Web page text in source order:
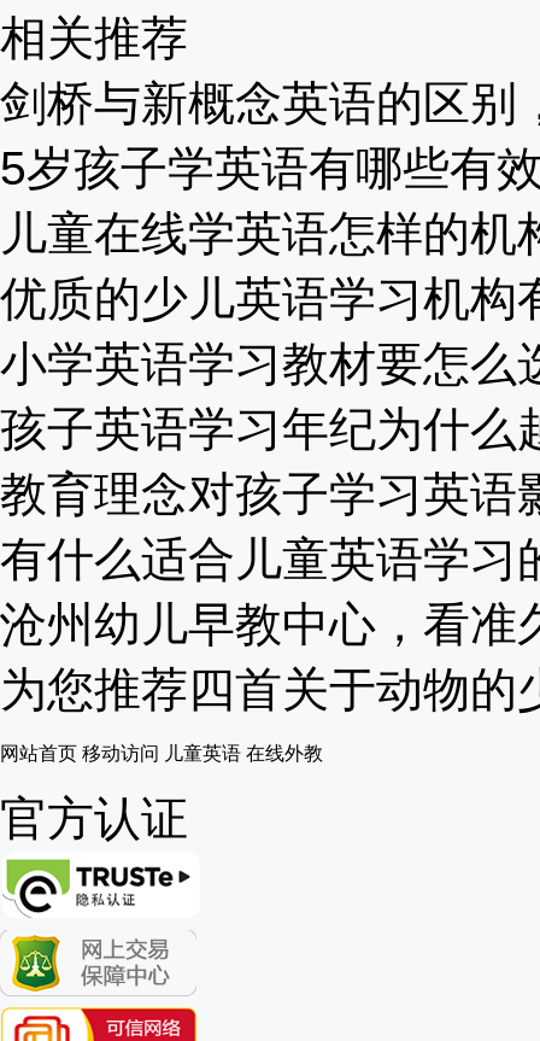
相关推荐
剑桥与新概念英语的区别
5岁孩子学英语有哪些有
儿童在线学英语怎样的机
优质的少儿英语学习机构
小学英语学习教材要怎么
孩子英语学习年纪为什么
教育理念对孩子学习英语
有什么适合儿童英语学习
沧州幼儿早教中心，看准
为您推荐四首关于动物的
网站首页 移动访问 儿童英语 在线外教
官方认证